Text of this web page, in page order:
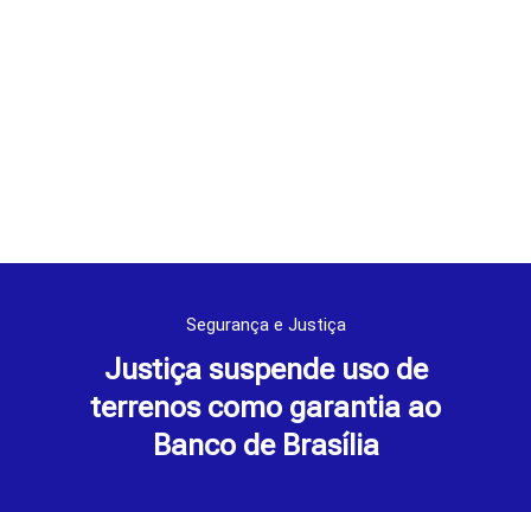
Segurança e Justiça
Justiça suspende uso de
terrenos como garantia ao
Banco de Brasília